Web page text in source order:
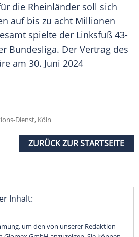
die Rheinländer soll sich
auf bis zu acht Millionen
spielte der Linksfuß 43-
Bundesliga. Der Vertrag des
am 30. Juni 2024
Dienst, Köln
ZURÜCK ZUR STARTSEITE
Inhalt:
um den von unserer Redaktion